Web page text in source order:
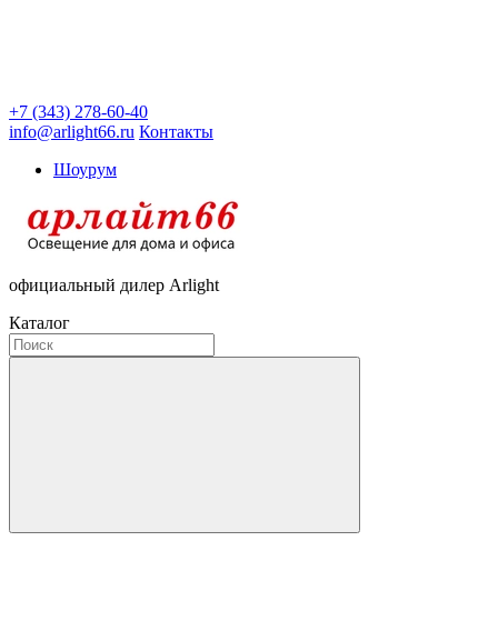
+7 (343) 278-60-40
info@arlight66.ru Контакты
Шоурум
официальный дилер Arlight
Каталог